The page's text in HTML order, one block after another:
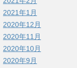
2021年1月
2020年12月
2020年11月
2020年10月
2020年9月